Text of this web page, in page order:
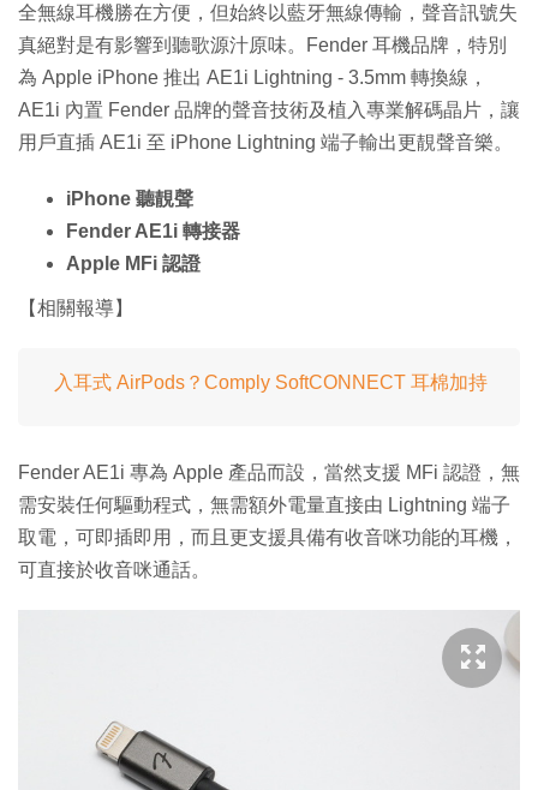
全無線耳機勝在方便，但始終以藍牙無線傳輸，聲音訊號失
真絕對是有影響到聽歌源汁原味。Fender 耳機品牌，特別
為 Apple iPhone 推出 AE1i Lightning - 3.5mm 轉換線，
AE1i 內置 Fender 品牌的聲音技術及植入專業解碼晶片，讓
用戶直插 AE1i 至 iPhone Lightning 端子輸出更靚聲音樂。
iPhone 聽靚聲
Fender AE1i 轉接器
Apple MFi 認證
【相關報導】
入耳式 AirPods？Comply SoftCONNECT 耳棉加持
Fender AE1i 專為 Apple 產品而設，當然支援 MFi 認證，無
需安裝任何驅動程式，無需額外電量直接由 Lightning 端子
取電，可即插即用，而且更支援具備有收音咪功能的耳機，
可直接於收音咪通話。